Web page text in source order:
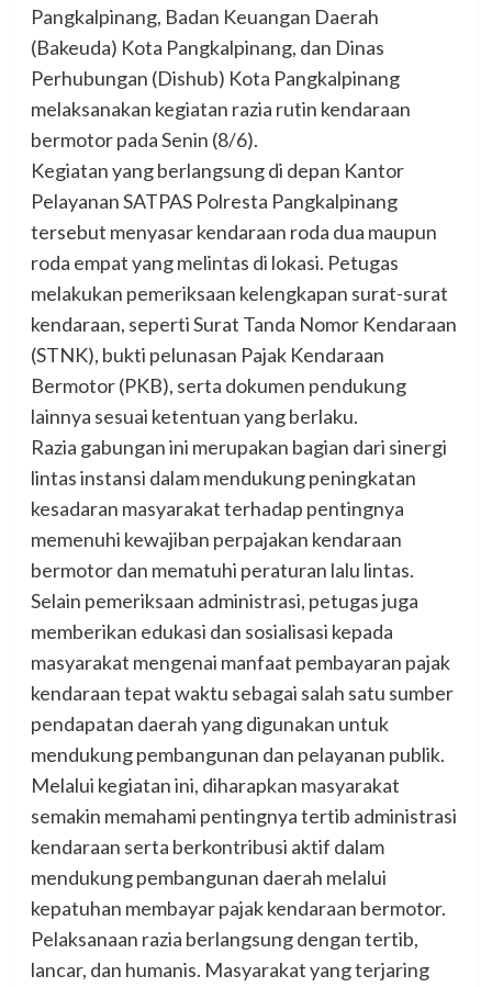
Pangkalpinang, Badan Keuangan Daerah
(Bakeuda) Kota Pangkalpinang, dan Dinas
Perhubungan (Dishub) Kota Pangkalpinang
melaksanakan kegiatan razia rutin kendaraan
bermotor pada Senin (8/6).
Kegiatan yang berlangsung di depan Kantor
Pelayanan SATPAS Polresta Pangkalpinang
tersebut menyasar kendaraan roda dua maupun
roda empat yang melintas di lokasi. Petugas
melakukan pemeriksaan kelengkapan surat-surat
kendaraan, seperti Surat Tanda Nomor Kendaraan
(STNK), bukti pelunasan Pajak Kendaraan
Bermotor (PKB), serta dokumen pendukung
lainnya sesuai ketentuan yang berlaku.
Razia gabungan ini merupakan bagian dari sinergi
lintas instansi dalam mendukung peningkatan
kesadaran masyarakat terhadap pentingnya
memenuhi kewajiban perpajakan kendaraan
bermotor dan mematuhi peraturan lalu lintas.
Selain pemeriksaan administrasi, petugas juga
memberikan edukasi dan sosialisasi kepada
masyarakat mengenai manfaat pembayaran pajak
kendaraan tepat waktu sebagai salah satu sumber
pendapatan daerah yang digunakan untuk
mendukung pembangunan dan pelayanan publik.
Melalui kegiatan ini, diharapkan masyarakat
semakin memahami pentingnya tertib administrasi
kendaraan serta berkontribusi aktif dalam
mendukung pembangunan daerah melalui
kepatuhan membayar pajak kendaraan bermotor.
Pelaksanaan razia berlangsung dengan tertib,
lancar, dan humanis. Masyarakat yang terjaring